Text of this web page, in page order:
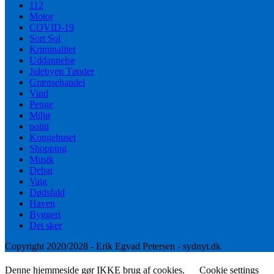
112
Motor
COVID-19
Sort Sol
Kriminalitet
Uddannelse
Julebyen Tønder
Grænsehandel
Vind
Penge
Miljø
politi
Kongehuset
Shopping
Musik
Debat
Valg
Dødsfald
Haven
Byggeri
Det sker
Copyright 2020/2028 - Erik Egvad Petersen - sydnyt.dk
Denne hjemmeside gør IKKE brug af cookies. Cookie settings